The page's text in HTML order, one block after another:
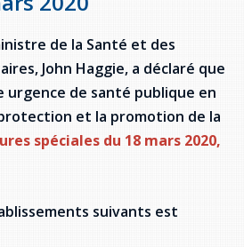
canadienne
de l'Acadie
annuelle
ambigus
pénale
des droits et libertés
consultées
Justice)
Covid-19
Neuve-et-
juridique ?
d'expression
2021
santé à TNL
à TNL
fierté !
en français
de la Santé et des
John Haggie, a déclaré que
urgence de santé publique en
et la promotion de la
spéciales du 18 mars 2020,
suivants est